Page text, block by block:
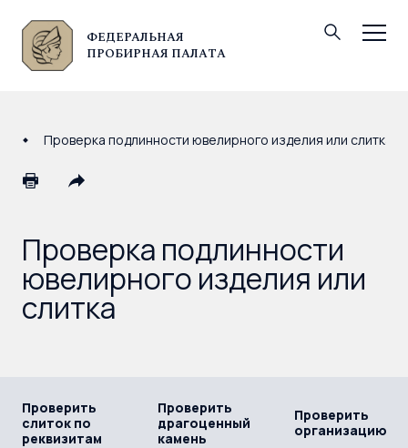
ФЕДЕРАЛЬНАЯ
ПРОБИРНАЯ ПАЛАТА
© Федеральная пробирная палата, 2026
Проверка подлинности ювелирного изделия или слитка
Проверка подлинности
ювелирного изделия или
слитка
Проверить
слиток по
реквизитам
Проверить
драгоценный
камень
Проверить
организацию